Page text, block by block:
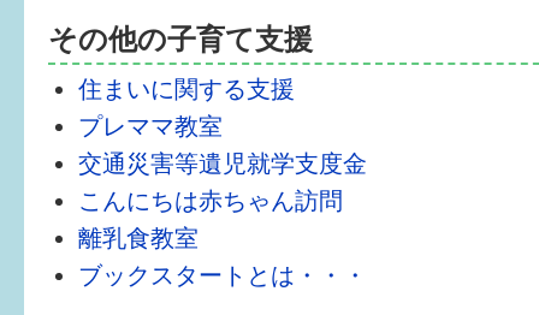
その他の子育て支援
住まいに関する支援
プレママ教室
交通災害等遺児就学支度金
こんにちは赤ちゃん訪問
離乳食教室
ブックスタートとは・・・
子育てマップ
イベントレポート
なるほどコラム
メールマガジン
はぐくむ.net相談コーナー